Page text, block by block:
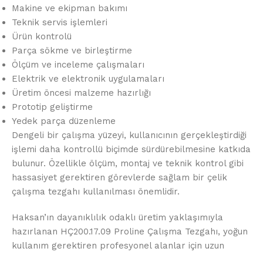
Makine ve ekipman bakımı
Teknik servis işlemleri
Ürün kontrolü
Parça sökme ve birleştirme
Ölçüm ve inceleme çalışmaları
Elektrik ve elektronik uygulamaları
Üretim öncesi malzeme hazırlığı
Prototip geliştirme
Yedek parça düzenleme
Dengeli bir çalışma yüzeyi, kullanıcının gerçekleştirdiği
işlemi daha kontrollü biçimde sürdürebilmesine katkıda
bulunur. Özellikle ölçüm, montaj ve teknik kontrol gibi
hassasiyet gerektiren görevlerde sağlam bir çelik
çalışma tezgahı kullanılması önemlidir.
Haksan’ın dayanıklılık odaklı üretim yaklaşımıyla
hazırlanan HÇ200.17.09 Proline Çalışma Tezgahı, yoğun
kullanım gerektiren profesyonel alanlar için uzun